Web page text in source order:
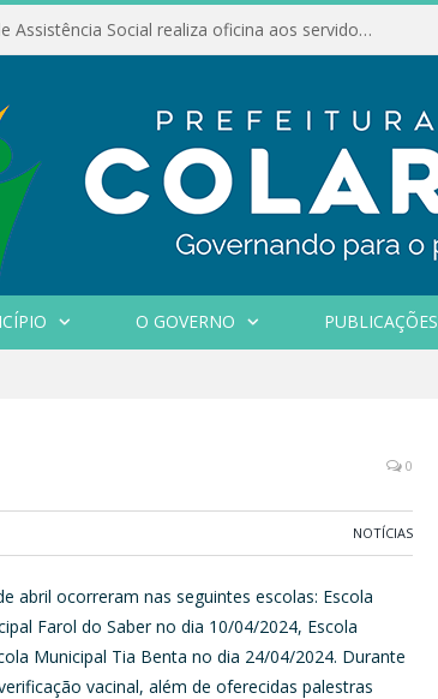
Conselho Municipal de Assistência Social realiza oficina aos servidores
O GOVERNO PUBLICAÇÕES
0
NOTÍCIAS
abril ocorreram nas seguintes escolas: Escola
Farol do Saber no dia 10/04/2024, Escola
Municipal Tia Benta no dia 24/04/2024. Durante
vacinal, além de oferecidas palestras